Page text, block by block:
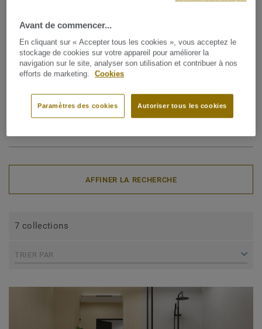
pièces humides, des drains rectangulaires et ronds aux
caillebotis pour douches de pièces humides, en passant
par les pièces détachées telles que les siphons, les
bagues de serrage, les kits de verrouillage pour
caillebotis PVC et Inox, les paires de pieds et couteaux
circulaires.
AFFINER LA RECHERCHE
7 collections
TRIER PAR
Avant de commencer...
En cliquant sur « Accepter tous les cookies », vous acceptez le
stockage de cookies sur votre appareil pour améliorer la
navigation sur le site, analyser son utilisation et contribuer à nos
efforts de marketing.
Cookies
Autoriser tous les cookies
Paramètres des cookies